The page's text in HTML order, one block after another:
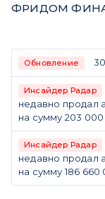
ФРИДОМ
Обновление
Инсайдер Радар
недавно продал
на сумму 203 000
Инсайдер Радар
недавно продал
на сумму 186 660